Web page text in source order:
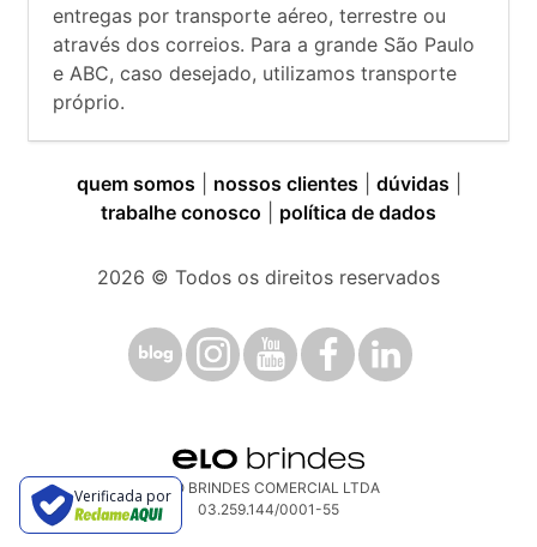
entregas por transporte aéreo, terrestre ou
através dos correios. Para a grande São Paulo
e ABC, caso desejado, utilizamos transporte
próprio.
quem somos nossos clientes dúvidas
trabalhe conosco
política de dados
2026 © Todos os direitos reservados
ELO BRINDES COMERCIAL LTDA
03.259.144/0001-55
Verificada por